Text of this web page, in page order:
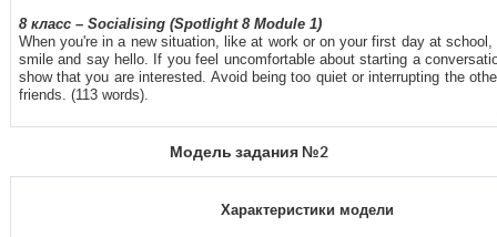
8 класс– Socialising (Spotlight 8 Module 1)
When you're in a new situation, like at work or on your first day at
smile and say hello. If you feel uncomfortable about starting a
show that you are interested. Avoid being too quiet or interrupting the
friends. (113 words).
Модель задания №2
Характеристики модели